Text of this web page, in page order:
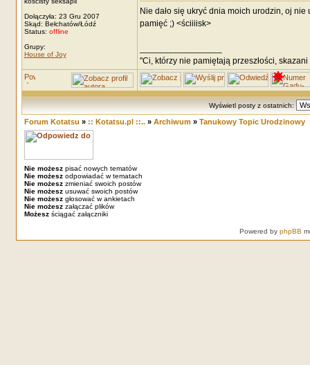
Dołączyła: 23 Gru 2007
Skąd: Bełchatów/Łódź
Status: offline
Grupy:
House of Joy
Nie dało się ukryć dnia moich urodzin, oj
pamięć ;) <ściiiisk>
"Ci, którzy nie pamiętają przeszłości,
Wyświetl posty z ostatnich:
Forum Kotatsu » :: Kotatsu.pl ::..» Archiwum» Tanukowy Topic Urodzinowy
Nie możeszpisać nowych tematów
Nie możeszodpowiadać w tematach
Nie możeszzmieniać swoich postów
Nie możeszusuwać swoich postów
Nie możeszgłosować w ankietach
Nie możeszzałączać plików
Możeszściągać załączniki
Powered by phpBB